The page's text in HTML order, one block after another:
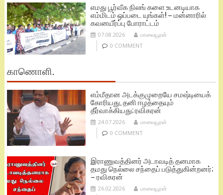
எமது பூர்வீக நிலங் களை உடனடியாக
எம்மிடம் ஒப்படை யுங்கள்! – மன்னாரில்
கவனயீர்ப்பு போராட்டம்
07.08.2026
மாவையூரன்
0 COMMENT
காணொளி.
எம்மீதான அடக்குமுறையே சமஷ்டியைக்
கோரியது, தனி ஈழத்தையும்
தீர்வாக்கியது; ரவிகரன்
24.07.2026
மாவையூரன்
0 COMMENT
இராணுவத்தினர் அடாவடித் தனமாக
தமது நெல்லை சந்தைப் படுத்துகின்றனர்;
– ரவிகரன்
26.02.2026
மாவையூரன்